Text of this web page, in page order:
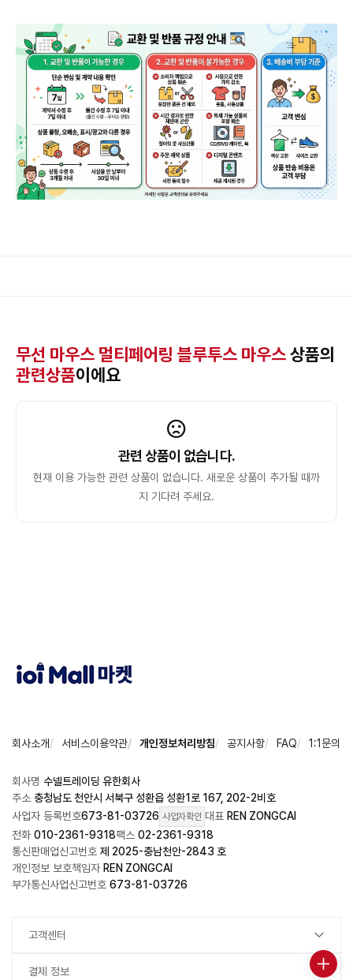
무선 마우스 멀티페어링 블루투스 마우스상품의
관련상품이에요
관련 상품이 없습니다.
현재 이용 가능한 관련 상품이 없습니다. 새로운 상품이 추가될 때까
지 기다려 주세요.
회사소개 서비스이용약관 개인정보처리방침 공지사항 FAQ 1:1문의
회사명 수넬트레이딩 유한회사
주소 충청남도 천안시 서북구 성환읍 성환1로 167, 202-2비호
사업자 등록번호673-81-03726 사업자확인 대표 REN ZONGCAI
전화 010-2361-9318팩스 02-2361-9318
통신판매업신고번호 제 2025-충남천안-2843 호
개인정보 보호책임자 REN ZONGCAI
부가통신사업신고번호 673-81-03726
고객센터
결제 정보